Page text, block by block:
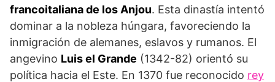
francoitaliana de los Anjou. Esta dinastía intentó
dominar a la noble­za húngara, favoreciendo la
inmigración de alemanes, eslavos y rumanos. El
angevino Luis el Grande (1342-82) orientó su
política hacia el Este. En 1370 fue reconocido rey